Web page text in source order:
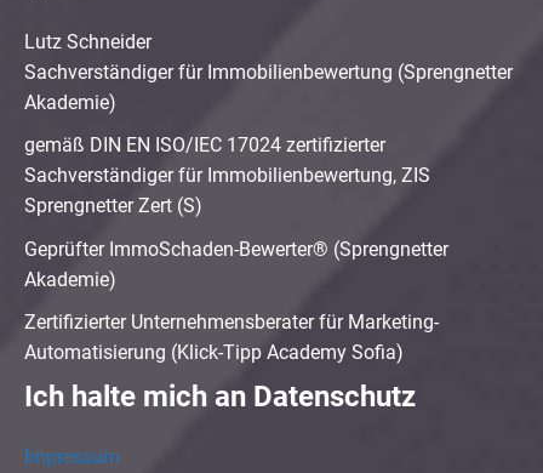
Lutz Schneider
Sachverständiger für Immobilienbewertung (Sprengnetter
Akademie)
gemäß DIN EN ISO/IEC 17024 zertifizierter
Sachverständiger für Immobilienbewertung, ZIS
Sprengnetter Zert (S)
Geprüfter ImmoSchaden-Bewerter® (Sprengnetter
Akademie)
Zertifizierter Unternehmensberater für Marketing-
Automatisierung (Klick-Tipp Academy Sofia)
Ich halte mich an Datenschutz
Impressum